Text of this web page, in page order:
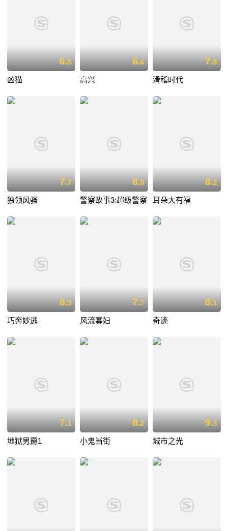
6.5
凶猫
6.6
高兴
7.8
滑稽时代
7.7
独领风骚
8.0
警察故事3:超级警察
8.2
耳朵大有福
8.3
巧奔妙逃
7.7
风流寡妇
8.1
奇迹
7.1
地狱男爵1
8.2
小鬼当街
9.3
城市之光